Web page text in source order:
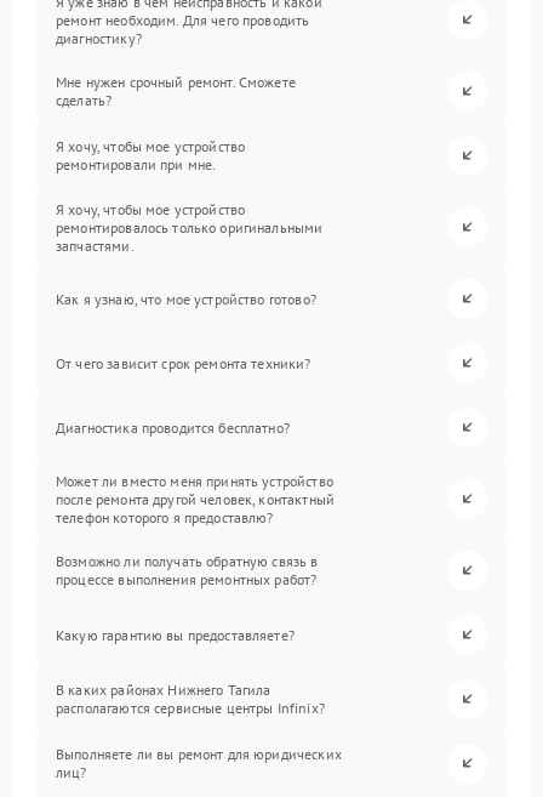
ремонт необходим. Для чего проводить
диагностику?
Мне нужен срочный ремонт. Сможете
сделать?
Я хочу, чтобы мое устройство
ремонтировали при мне.
Я хочу, чтобы мое устройство
ремонтировалось только оригинальными
запчастями.
Как я узнаю, что мое устройство готово?
От чего зависит срок ремонта техники?
Диагностика проводится бесплатно?
Может ли вместо меня принять устройство
после ремонта другой человек, контактный
телефон которого я предоставлю?
Возможно ли получать обратную связь в
процессе выполнения ремонтных работ?
Какую гарантию вы предоставляете?
В каких районах Нижнего Тагила
располагаются сервисные центры Infinix?
Выполняете ли вы ремонт для юридических
лиц?